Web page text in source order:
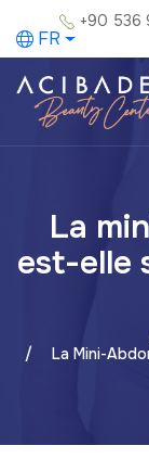
+90 536
FR
La
est-elle
La Mini-